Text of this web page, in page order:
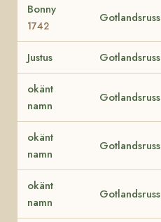
Bonny
1742
Gotlandsruss
Justus Gotlandsruss
okänt
namn
Gotlandsruss
okänt
namn
Gotlandsruss
okänt
namn
Gotlandsruss